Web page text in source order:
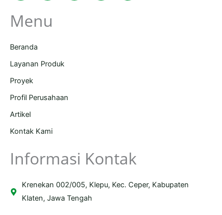
Menu
Beranda
Layanan Produk
Proyek
Profil Perusahaan
Artikel
Kontak Kami
Informasi Kontak
Krenekan 002/005, Klepu, Kec. Ceper, Kabupaten
Klaten, Jawa Tengah